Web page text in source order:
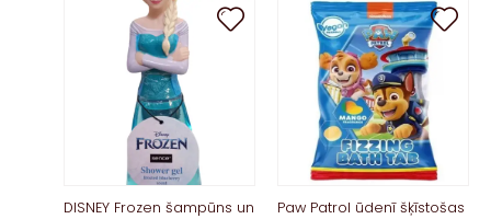
DISNEY Frozen šampūns un
Paw Patrol ūdenī šķīstošas